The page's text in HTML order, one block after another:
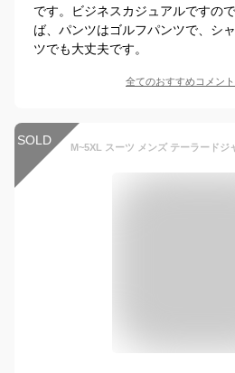
です。ビジネスカジュアルですの
ば、パンツはゴルフパンツで、シ
ツでも大丈夫です。
全てのおすすめコメント
SOLD